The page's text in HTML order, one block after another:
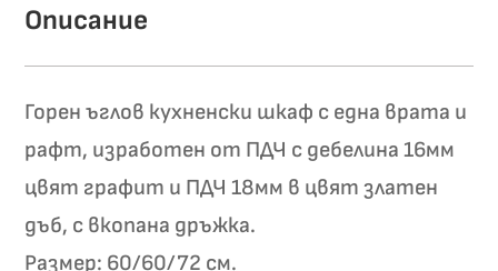
Описание
Горен ъглов кухненски шкаф с една врата и
рафт, изработен от ПДЧ с дебелина 16мм
цвят графит и ПДЧ 18мм в цвят златен
дъб, с вкопана дръжка.
Размер: 60/60/72 см.